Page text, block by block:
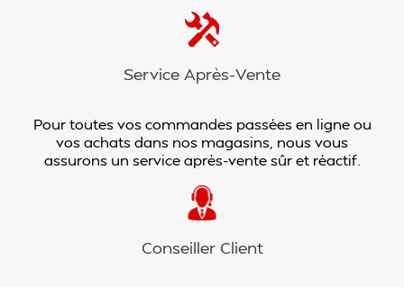
Service Après-Vente
Pour toutes vos commandes passées en ligne ou
vos achats dans nos magasins, nous vous
assurons un service après-vente sûr et réactif.
Conseiller Client